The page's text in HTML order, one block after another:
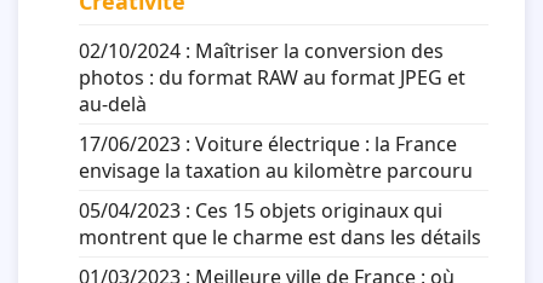
02/10/2024 : Maîtriser la conversion des
photos : du format RAW au format JPEG et
au-delà
17/06/2023 : Voiture électrique : la France
envisage la taxation au kilomètre parcouru
05/04/2023 : Ces 15 objets originaux qui
montrent que le charme est dans les détails
01/03/2023 : Meilleure ville de France : où